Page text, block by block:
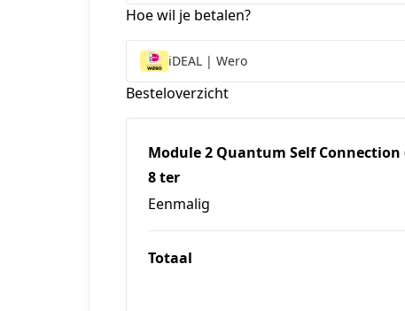
Hoe wil je betalen?
iDEAL | Wero
Besteloverzicht
Module 2 Quantum Self Connection
8 ter
Eenmalig
Totaal